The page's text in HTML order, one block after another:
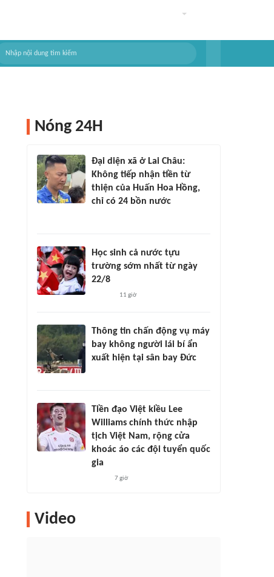
Nóng 24H
Đại diện xã ở Lai Châu:
Không tiếp nhận tiền từ
thiện của Huấn Hoa Hồng,
chỉ có 24 bồn nước
Học sinh cả nước tựu
trường sớm nhất từ ngày
22/8
11 giờ
Thông tin chấn động vụ máy
bay không người lái bí ẩn
xuất hiện tại sân bay Đức
Tiền đạo Việt kiều Lee
Williams chính thức nhập
tịch Việt Nam, rộng cửa
khoác áo các đội tuyển quốc
gia
7 giờ
Video